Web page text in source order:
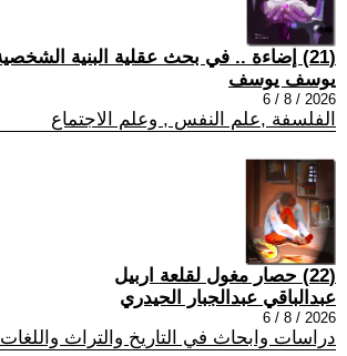
(21) إضاءة .. في بحث عقلية البنية الشخصية للفرد
يوسف يوسف
2026 / 8 / 6
الفلسفة ,علم النفس , وعلم الاجتماع
(22) حصار مغول لقلعة اربيل
عبدالباقي عبدالجبار الحيدري
2026 / 8 / 6
دراسات وابحاث في التاريخ والتراث واللغات